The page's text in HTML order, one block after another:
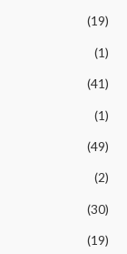
(19)
(1)
(41)
(1)
(49)
(2)
(30)
(19)